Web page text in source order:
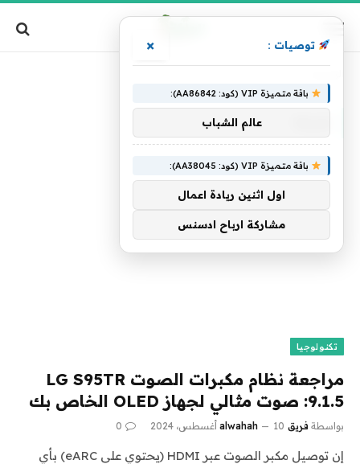
تكنولوجيا
مراجعة نظام مكبرات الصوت LG S95TR
9.1.5: صوت مثالي لجهاز OLED الخاص بك
بواسطة فريق alwahah 10 أغسطس، 2024 0
إن توصيل مكبر الصوت عبر HDMI (يحتوي على eARC) بأي
توصيات : ×
باقة متميزة VIP (كود: AA86842):
عالم الشباب
باقة متميزة VIP (كود: AA38045):
اول اثنين ريادة اعمال
مشاركة ارباح ادسنس